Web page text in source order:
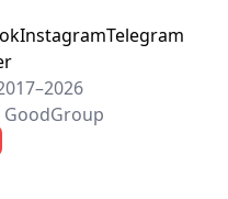
InstagramTelegram
GoodGroup